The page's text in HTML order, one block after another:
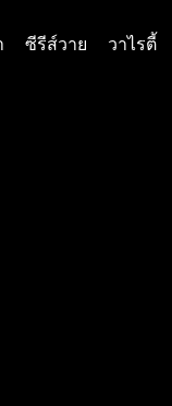
ซีรีส์วาย วาไรตี้